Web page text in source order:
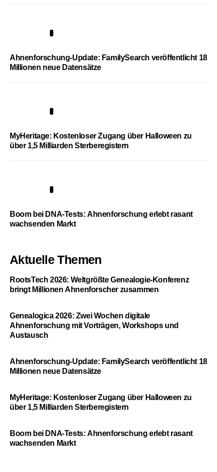
Ahnenforschung-Update: FamilySearch veröffentlicht 18
Millionen neue Datensätze
MyHeritage: Kostenloser Zugang über Halloween zu
über 1,5 Milliarden Sterberegistern
Boom bei DNA-Tests: Ahnenforschung erlebt rasant
wachsenden Markt
Aktuelle Themen
RootsTech 2026: Weltgrößte Genealogie-Konferenz
bringt Millionen Ahnenforscher zusammen
Genealogica 2026: Zwei Wochen digitale
Ahnenforschung mit Vorträgen, Workshops und
Austausch
Ahnenforschung-Update: FamilySearch veröffentlicht 18
Millionen neue Datensätze
MyHeritage: Kostenloser Zugang über Halloween zu
über 1,5 Milliarden Sterberegistern
Boom bei DNA-Tests: Ahnenforschung erlebt rasant
wachsenden Markt